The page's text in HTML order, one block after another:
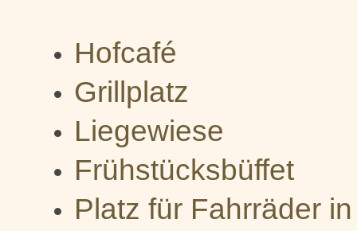
Hofcafé
Grillplatz
Liegewiese
Frühstücksbüffet
Platz für Fahrräder